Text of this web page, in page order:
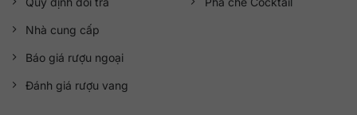
Nhà cung cấp
Báo giá rượu ngoại
Đánh giá rượu vang